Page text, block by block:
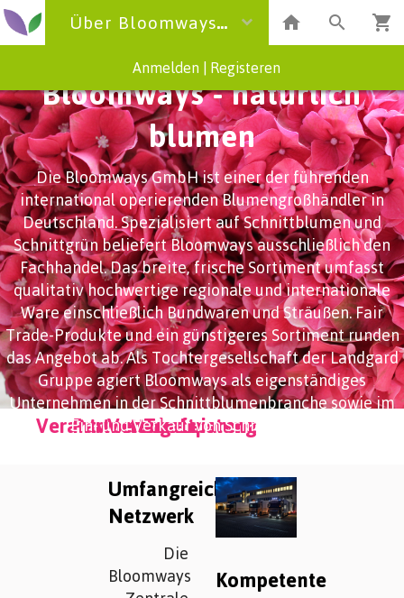
Über Bloomways Bloomways WebShop
Anmelden Registeren
Bloomways - natürlich
blumen
Die Bloomways GmbH ist einer der führenden
international operierenden Blumengroßhändler in
Deutschland. Spezialisiert auf Schnittblumen und
Schnittgrün beliefert Bloomways ausschließlich den
Fachhandel. Das breite, frische Sortiment umfasst
qualitativ hochwertige regionale und internationale
Ware einschließlich Bundwaren und Sträußen. Fair
Trade-Produkte und ein günstigeres Sortiment runden
das Angebot ab. Als Tochtergesellschaft der Landgard
Gruppe agiert Bloomways als eigenständiges
Unternehmen in der Schnittblumenbranche sowie im
Ein- und Verkauf von Schnittblumen.
Verantwortung
Partnerschaft
Vertrauen
Transparenz
Leistung
Umfangreiches
Netzwerk
Die
Bloomways
Kompetente